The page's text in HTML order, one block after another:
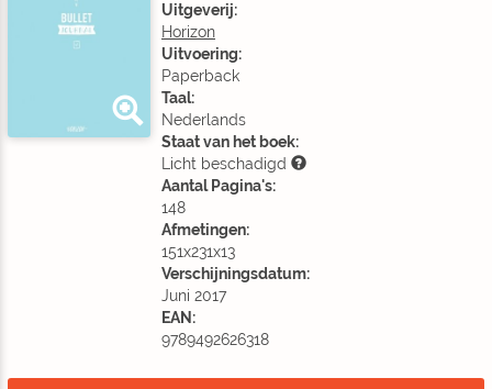
Uitgeverij:
Horizon
Uitvoering:
Paperback
Taal:
Nederlands
Staat van het boek:
Licht beschadigd
Aantal Pagina's:
148
Afmetingen:
151x231x13
Verschijningsdatum:
Juni 2017
EAN:
9789492626318